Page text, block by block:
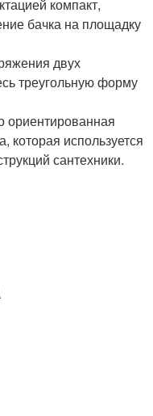
компакт,
бачка на площадку
двух
треугольную форму
ориентированная
которая используется
сантехники.